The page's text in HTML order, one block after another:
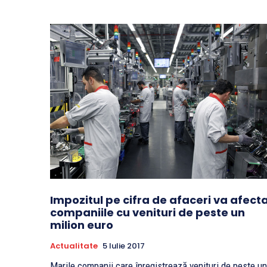
Impozitul pe cifra de afaceri va
companiile cu venituri de peste un
milion euro
Actualitate 5 Iulie 2017